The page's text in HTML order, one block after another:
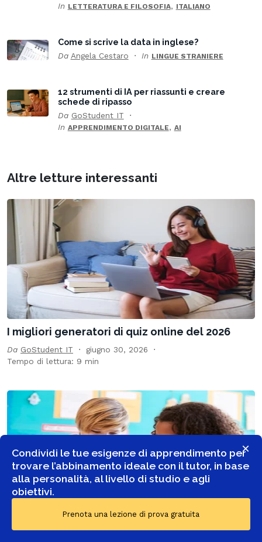
×
Condividi le tue esigenze di apprendimento per
trovare l’abbinamento ideale con il tutor, in base
alla personalità, al livello di studio e agli
obiettivi.
Prenota una lezione di prova gratuita
In LETTERATURA E FILOSOFIA, ITALIANO
Come si scrive la data in inglese?
Da Angela Cestaro In LINGUE STRANIERE
12 strumenti di IA per riassunti e creare
schede di ripasso
Da GoStudent IT
In APPRENDIMENTO DIGITALE, AI
Altre letture interessanti
I migliori generatori di quiz online del 2026
Da GoStudent IT
giugno 30, 2026
Tempo di lettura: 9 min
I migliori corsi di inglese online per bambini nel